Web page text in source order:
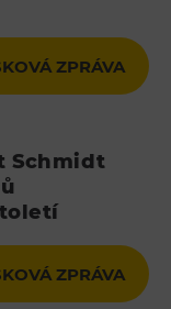
ZPRÁVA
Schmidt
ZPRÁVA